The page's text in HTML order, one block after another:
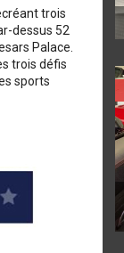
trois
dessus 52
Palace.
trois défis
sports